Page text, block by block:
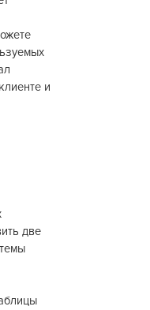
и
две